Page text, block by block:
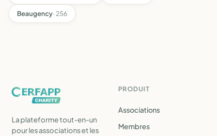
Beaugency· 256
La plateforme tout-en-un
pour les associations et les
PRODUIT
Associations
Membres